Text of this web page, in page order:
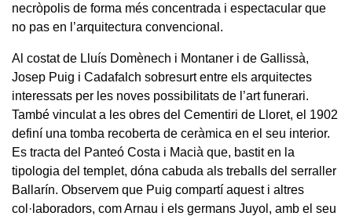
necròpolis de forma més concentrada i espectacular que
no pas en l’arquitectura convencional.
Al costat de Lluís Domènech i Montaner i de Gallissà,
Josep Puig i Cadafalch sobresurt entre els arquitectes
interessats per les noves possibilitats de l’art funerari.
També vinculat a les obres del Cementiri de Lloret, el 1902
definí una tomba recoberta de ceràmica en el seu interior.
Es tracta del Panteó Costa i Macià que, bastit en la
tipologia del templet, dóna cabuda als treballs del serraller
Ballarín. Observem que Puig compartí aquest i altres
col·laboradors, com Arnau i els germans Juyol, amb el seu